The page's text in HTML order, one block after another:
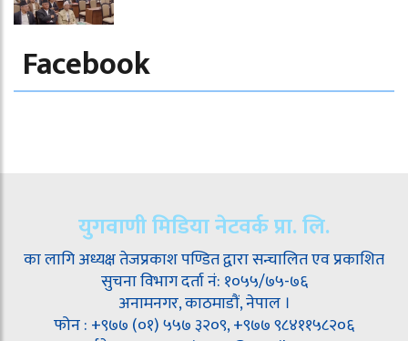
Facebook
युगवाणी मिडिया नेटवर्क प्रा. लि.
का लागि अध्यक्ष तेजप्रकाश पण्डित द्वारा सन्चालित एव प्रकाशित
सुचना विभाग दर्ता नं: १०५५/७५-७६
अनामनगर, काठमाडौं, नेपाल ।
फोन : +९७७ (०१) ५५७ ३२०९, +९७७ ९८४११५८२०६